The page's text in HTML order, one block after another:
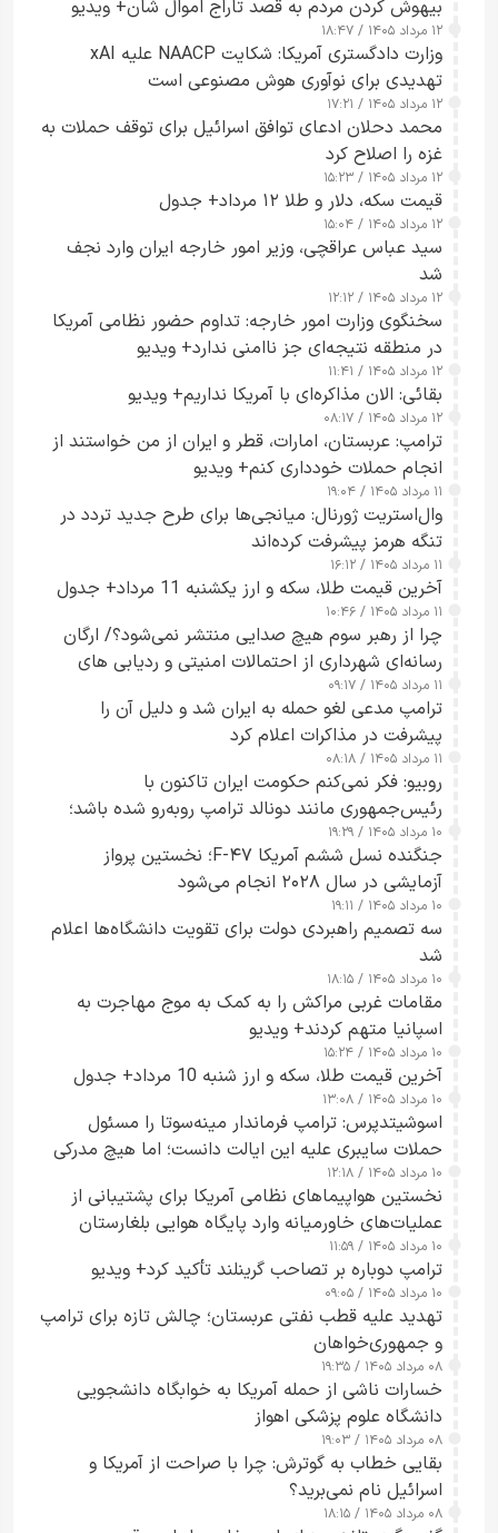
بیهوش کردن مردم به قصد تاراج اموال شان+ ویدیو
۱۲ مرداد ۱۴۰۵ / ۱۸:۴۷
وزارت دادگستری آمریکا: شکایت NAACP علیه xAI
تهدیدی برای نوآوری هوش مصنوعی است
۱۲ مرداد ۱۴۰۵ / ۱۷:۲۱
محمد دحلان ادعای توافق اسرائیل برای توقف حملات به
غزه را اصلاح کرد
۱۲ مرداد ۱۴۰۵ / ۱۵:۲۳
قیمت سکه، دلار و طلا ۱۲ مرداد+ جدول
۱۲ مرداد ۱۴۰۵ / ۱۵:۰۴
سید عباس عراقچی، وزیر امور خارجه ایران وارد نجف
شد
۱۲ مرداد ۱۴۰۵ / ۱۲:۱۲
سخنگوی وزارت امور خارجه: تداوم حضور نظامی آمریکا
در منطقه نتیجه‌ای جز ناامنی ندارد+ ویدیو
۱۲ مرداد ۱۴۰۵ / ۱۱:۴۱
بقائی: الان مذاکره‌ای با آمریکا نداریم+ ویدیو
۱۲ مرداد ۱۴۰۵ / ۰۸:۱۷
ترامپ: عربستان، امارات، قطر و ایران از من خواستند از
انجام حملات خودداری کنم+ ویدیو
۱۱ مرداد ۱۴۰۵ / ۱۹:۰۴
وال‌استریت ژورنال: میانجی‌ها برای طرح جدید تردد در
تنگه هرمز پیشرفت کرده‌اند
۱۱ مرداد ۱۴۰۵ / ۱۶:۱۲
آخرین قیمت طلا، سکه و ارز یکشنبه 11 مرداد+ جدول
۱۱ مرداد ۱۴۰۵ / ۱۰:۴۶
چرا از رهبر سوم هیچ صدایی منتشر نمی‌شود؟/ ارگان
رسانه‌ای شهرداری از احتمالات امنیتی و ردیابی های
جاسوسی گفت
۱۱ مرداد ۱۴۰۵ / ۰۹:۱۷
ترامپ مدعی لغو حمله به ایران شد و دلیل آن را
پیشرفت در مذاکرات اعلام کرد
۱۱ مرداد ۱۴۰۵ / ۰۸:۱۸
روبیو: فکر نمی‌کنم حکومت ایران تاکنون با
رئیس‌جمهوری مانند دونالد ترامپ روبه‌رو شده باشد؛
کسی که واقعاً دست به اقدام می‌زند
۱۰ مرداد ۱۴۰۵ / ۱۹:۲۹
جنگنده نسل ششم آمریکا F-۴۷؛ نخستین پرواز
آزمایشی در سال ۲۰۲۸ انجام می‌شود
۱۰ مرداد ۱۴۰۵ / ۱۹:۱۱
سه تصمیم راهبردی دولت برای تقویت دانشگاه‌ها اعلام
شد
۱۰ مرداد ۱۴۰۵ / ۱۸:۱۵
مقامات غربی مراکش را به کمک به موج مهاجرت به
اسپانیا متهم کردند+ ویدیو
۱۰ مرداد ۱۴۰۵ / ۱۵:۲۴
آخرین قیمت طلا، سکه و ارز شنبه 10 مرداد+ جدول
۱۰ مرداد ۱۴۰۵ / ۱۳:۰۸
اسوشیتدپرس: ترامپ فرماندار مینه‌سوتا را مسئول
حملات سایبری علیه این ایالت دانست؛ اما هیچ مدرکی
ارائه نکرد
۱۰ مرداد ۱۴۰۵ / ۱۲:۱۸
نخستین هواپیماهای نظامی آمریکا برای پشتیبانی از
عملیات‌های خاورمیانه وارد پایگاه هوایی بلغارستان
شدند
۱۰ مرداد ۱۴۰۵ / ۱۱:۵۹
ترامپ دوباره بر تصاحب گرینلند تأکید کرد+ ویدیو
۱۰ مرداد ۱۴۰۵ / ۰۹:۰۵
تهدید علیه قطب نفتی عربستان؛ چالش تازه برای ترامپ
و جمهوری‌خواهان
۰۸ مرداد ۱۴۰۵ / ۱۹:۳۵
خسارات ناشی از حمله آمریکا به خوابگاه دانشجویی
دانشگاه علوم پزشکی اهواز
۰۸ مرداد ۱۴۰۵ / ۱۹:۰۳
بقایی خطاب به گوترش: چرا با صراحت از آمریکا و
اسرائیل نام نمی‌برید؟
۰۸ مرداد ۱۴۰۵ / ۱۸:۱۵